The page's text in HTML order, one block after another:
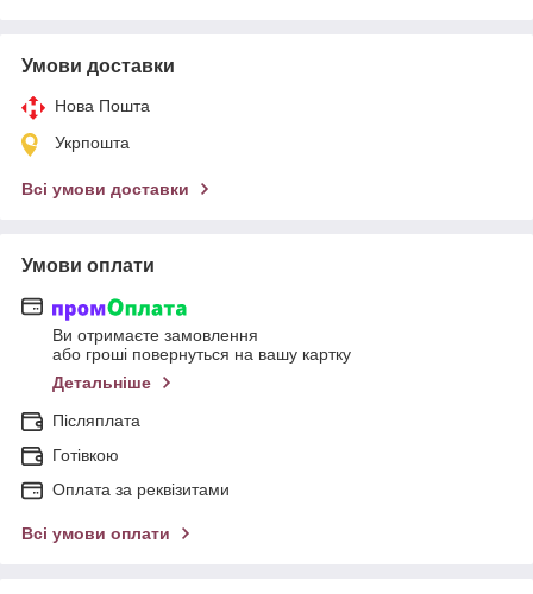
Умови доставки
Нова Пошта
Укрпошта
Всі умови доставки
Умови оплати
Ви отримаєте замовлення
або гроші повернуться на вашу картку
Детальніше
Післяплата
Готівкою
Оплата за реквізитами
Всі умови оплати